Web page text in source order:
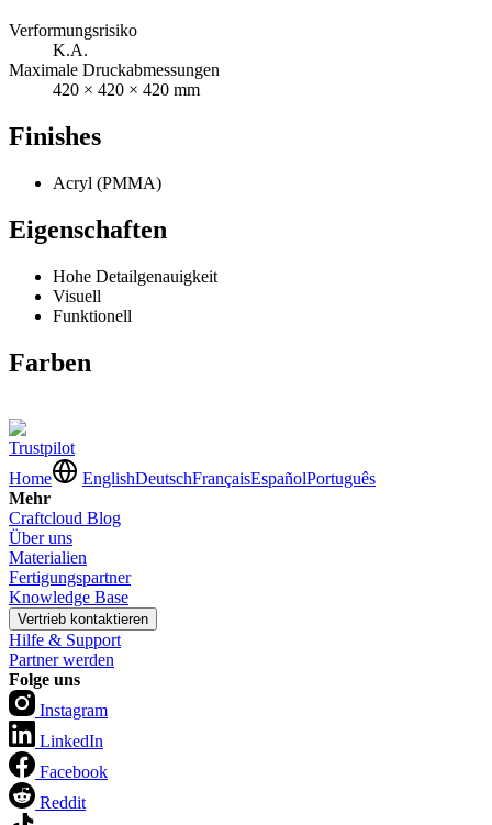
Verformungsrisiko
K.A.
Maximale Druckabmessungen
420 × 420 × 420 mm
Finishes
Acryl (PMMA)
Eigenschaften
Hohe Detailgenauigkeit
Visuell
Funktionell
Farben
Trustpilot
Home
EnglishDeutschFrançaisEspañolPortuguês
Mehr
Craftcloud Blog
Über uns
Materialien
Fertigungspartner
Knowledge Base
Vertrieb kontaktieren
Hilfe & Support
Partner werden
Folge uns
Instagram
LinkedIn
Facebook
Reddit